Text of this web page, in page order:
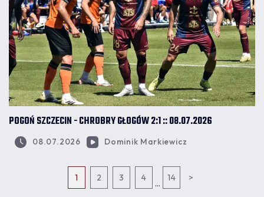
POGOŃ SZCZECIN - CHROBRY GŁOGÓW 2:1 :: 08.07.2026
08.07.2026 Dominik Markiewicz
1 2 3 4
...
14 >